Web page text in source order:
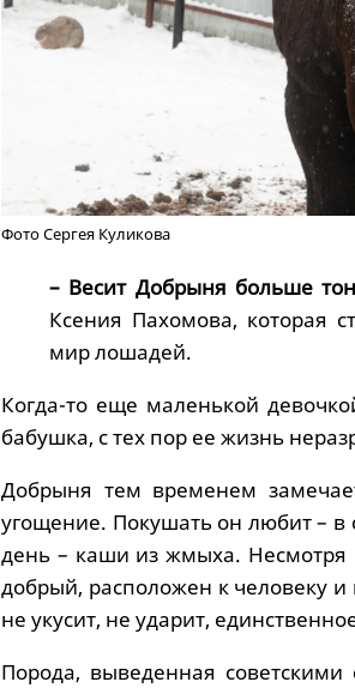
Фото Сергея Куликова
– Весит Добрыня больше
Ксения Пахомова, которая
мир лошадей.
Когда-то еще маленькой
бабушка, с тех пор ее жизнь
Добрыня тем временем
угощение. Покушать он любит – в
день – каши из жмыха.
добрый, расположен к человеку
не укусит, не ударит,
Порода, выведенная